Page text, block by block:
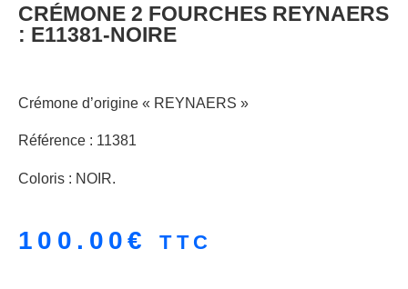
CRÉMONE 2 FOURCHES REYNAERS
: E11381-NOIRE
Crémone d’origine « REYNAERS »
Référence : 11381
Coloris : NOIR.
100.00€ TTC